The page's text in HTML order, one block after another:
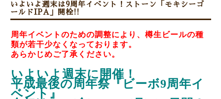
いよいよ週末は9周年イベント！ストーン「モキシーゴ
ールドIPA」開栓!!
周年イベントのための調整により、樽生ビールの種
類が若干少なくなっております。
あらかじめご了承ください。
いよいよ週末に開催！
平成最後の周年祭『ビーボ9周年イ
ベント』